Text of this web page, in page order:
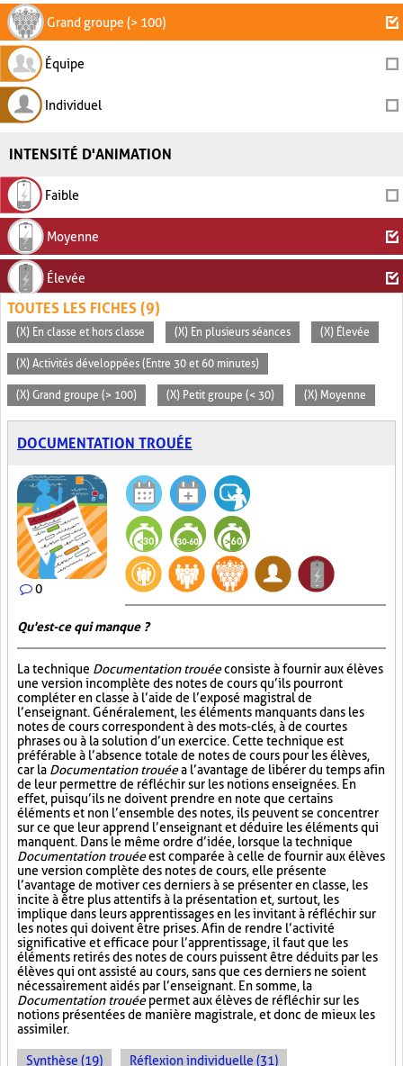
Grand groupe (> 100)
Équipe
Individuel
INTENSITÉ D'ANIMATION
Faible
Moyenne
Élevée
TOUTES LES FICHES (9)
(X) En classe et hors classe (X) En plusieurs séances (X) Élevée
(X) Activités développées (Entre 30 et 60 minutes)
(X) Grand groupe (> 100) (X) Petit groupe (< 30) (X) Moyenne
DOCUMENTATION TROUÉE
0
Qu'est-ce qui manque ?
La technique Documentation trouéeconsiste à fournir aux élèves
une version incomplète des notes de cours qu’ils pourront
compléter en classe à l’aide de l’exposé magistral de
l’enseignant. Généralement, les éléments manquants dans les
notes de cours correspondent à des mots-clés, à de courtes
phrases ou à la solution d’un exercice. Cette technique est
préférable à l’absence totale de notes de cours pour les élèves,
car la Documentation trouéea l’avantage de libérer du temps afin
de leur permettre de réfléchir sur les notions enseignées. En
effet, puisqu’ils ne doivent prendre en note que certains
éléments et non l’ensemble des notes, ils peuvent se concentrer
sur ce que leur apprend l’enseignant et déduire les éléments qui
manquent. Dans le même ordre d’idée, lorsque la technique
Documentation trouéeest comparée à celle de fournir aux élèves
une version complète des notes de cours, elle présente
l’avantage de motiver ces derniers à se présenter en classe, les
incite à être plus attentifs à la présentation et, surtout, les
implique dans leurs apprentissages en les invitant à réfléchir sur
les notes qui doivent être prises. Afin de rendre l’activité
significative et efficace pour l’apprentissage, il faut que les
éléments retirés des notes de cours puissent être déduits par les
élèves qui ont assisté au cours, sans que ces derniers ne soient
nécessairement aidés par l’enseignant. En somme, la
Documentation trouéepermet aux élèves de réfléchir sur les
notions présentées de manière magistrale, et donc de mieux les
assimiler.
Synthèse (19) Réflexion individuelle (31)